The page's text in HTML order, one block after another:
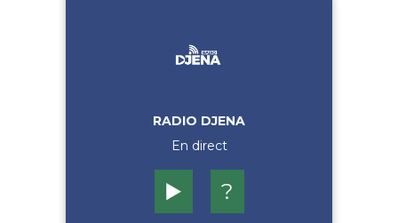
RADIO DJENA
En direct
▶️ ?